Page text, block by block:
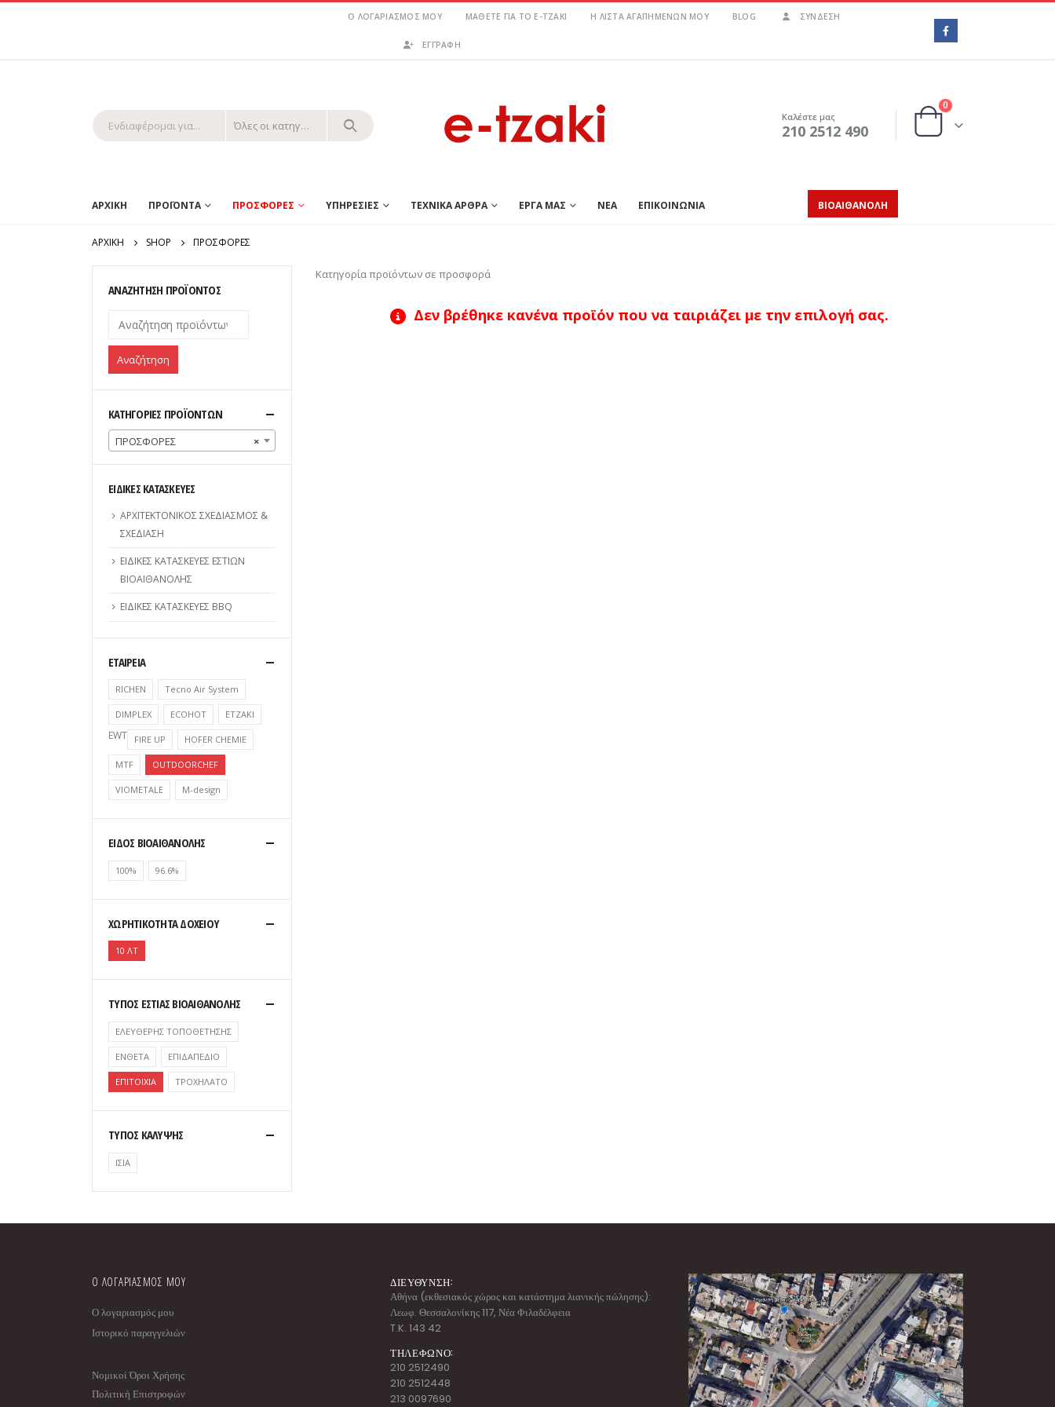
Ο ΛΟΓΑΡΙΑΣΜΌΣ ΜΟΥ ΜΆΘΕΤΕ ΓΙΑ ΤΟ E-TZAKI Η ΛΊΣΤΑ ΑΓΑΠΗΜΈΝΩΝ ΜΟΥ BLOG ΣΎΝΔΕΣΗ
ΕΓΓΡΑΦΗ
Όλες οι κατηγορίες
Καλέστε μας
210 2512 490
0
ΑΡΧΙΚΗ ΠΡΟΪΟΝΤΑ ΠΡΟΣΦΟΡΕΣ ΥΠΗΡΕΣΙΕΣ ΤΕΧΝΙΚΑ ΑΡΘΡΑ ΕΡΓΑ ΜΑΣ ΝΕΑ ΕΠΙΚΟΙΝΩΝΙΑ ΒΙΟΑΙΘΑΝΟΛΗ
ΑΡΧΙΚΉ SHOP ΠΡΟΣΦΟΡΕΣ
Κατηγορία προϊόντων σε προσφορά
Δεν βρέθηκε κανένα προϊόν που να ταιριάζει με την επιλογή σας.
ΑΝΑΖΉΤΗΣΗ ΠΡΟΪΌΝΤΟΣ
Αναζήτηση
ΚΑΤΗΓΟΡΙΕΣ ΠΡΟΪΟΝΤΩΝ
×
ΠΡΟΣΦΟΡΕΣ
ΕΙΔΙΚΕΣ ΚΑΤΑΣΚΕΥΕΣ
ΑΡΧΙΤΕΚΤΟΝΙΚΟΣ ΣΧΕΔΙΑΣΜΟΣ &
ΣΧΕΔΙΑΣΗ
ΕΙΔΙΚΕΣ ΚΑΤΑΣΚΕΥΕΣ ΕΣΤΙΩΝ
ΒΙΟΑΙΘΑΝΟΛΗΣ
ΕΙΔΙΚΕΣ ΚΑΤΑΣΚΕΥΕΣ BBQ
ΕΤΑΙΡΕΙΑ
RICHEN Tecno Air System
DIMPLEX ECOHOT ETZAKI
EWT FIRE UP HOFER CHEMIE
MTF OUTDOORCHEF
VIOMETALE Μ-design
ΕΙΔΟΣ ΒΙΟΑΙΘΑΝΟΛΗΣ
100% 96.6%
ΧΩΡΗΤΙΚΟΤΗΤΑ ΔΟΧΕΙΟΥ
10 ΛΤ
ΤΥΠΟΣ ΕΣΤΙΑΣ ΒΙΟΑΙΘΑΝΟΛΗΣ
ΕΛΕΥΘΕΡΗΣ ΤΟΠΟΘΕΤΗΣΗΣ
ΕΝΘΕΤΑ ΕΠΙΔΑΠΕΔΙΟ
ΕΠΙΤΟΙΧΙΑ ΤΡΟΧΗΛΑΤΟ
ΤΥΠΟΣ ΚΑΛΥΨΗΣ
ΙΣΙΑ
Ο ΛΟΓΑΡΙΑΣΜΟΣ ΜΟΥ
Ο λογαριασμός μου
Ιστορικό παραγγελιών
Νομικοί Όροι Χρήσης
Πολιτική Επιστροφών
ΔΙΕΥΘΥΝΣΗ:
Αθήνα (εκθεσιακός χώρος και κατάστημα λιανικής πώλησης):
Λεωφ. Θεσσαλονίκης 117, Νέα Φιλαδέλφεια
T.K. 143 42
ΤΗΛΕΦΩΝΟ:
210 2512490
210 2512448
213 0097690